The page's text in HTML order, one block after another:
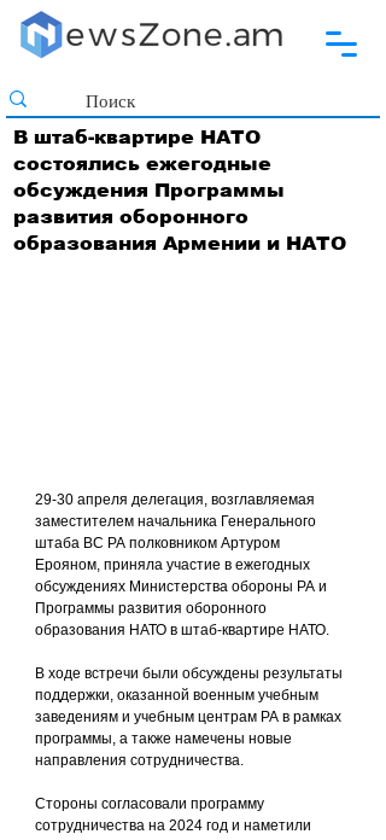
В штаб-квартире НАТО
состоялись ежегодные
обсуждения Программы
развития оборонного
образования Армении и НАТО
29-30 апреля делегация, возглавляемая
заместителем начальника Генерального
штаба ВС РА полковником Артуром
Ерояном, приняла участие в ежегодных
обсуждениях Министерства обороны РА и
Программы развития оборонного
образования НАТО в штаб-квартире НАТО.
В ходе встречи были обсуждены результаты
поддержки, оказанной военным учебным
заведениям и учебным центрам РА в рамках
программы, а также намечены новые
направления сотрудничества.
Стороны согласовали программу
сотрудничества на 2024 год и наметили